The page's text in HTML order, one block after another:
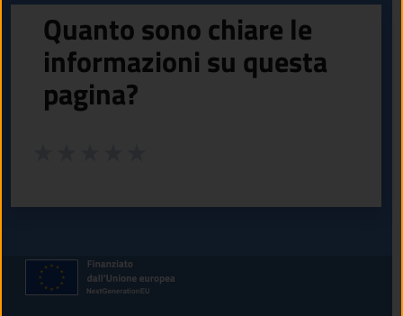
Quanto sono chiare le
informazioni su questa
pagina?